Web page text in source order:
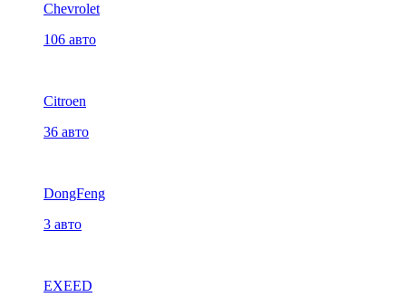
Chevrolet
106 авто
Citroen
36 авто
DongFeng
3 авто
EXEED